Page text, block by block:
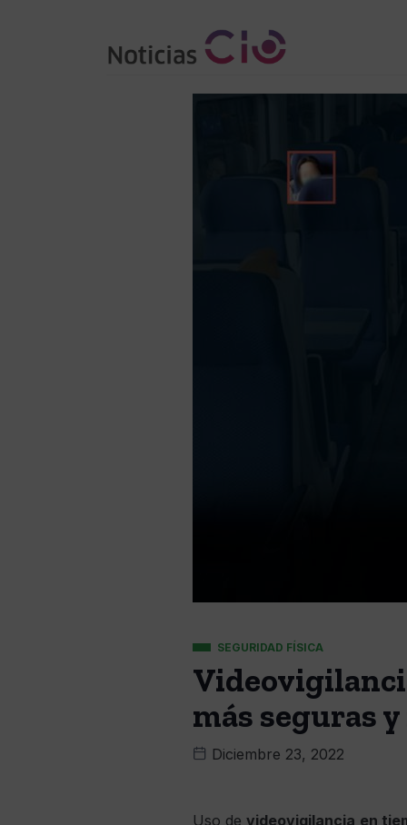
SEGURIDAD FÍSICA
más seguras
Diciembre 23, 2022
Uso de videovigilancia en